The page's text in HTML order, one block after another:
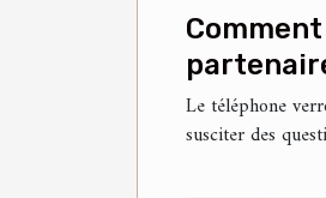
Le téléphone
susciter des